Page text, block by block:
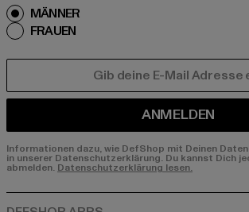
MÄNNER
FRAUEN
ANMELDEN
Informationen dazu, wie DefShop mit Deinen
in unserer Datenschutzerklärung. Du kannst Dich
abmelden. Datenschutzerklärung lesen.